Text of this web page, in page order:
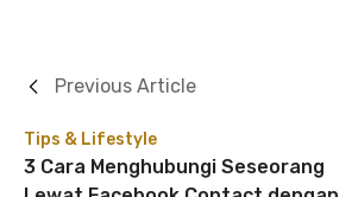
Tips & Lifestyle
3 Cara Menghubungi Seseorang
Previous Article